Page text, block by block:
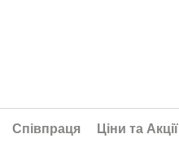
Співпраця Ціни та Акції